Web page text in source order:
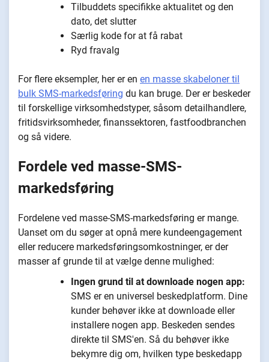
Tilbuddets specifikke aktualitet og den
dato, det slutter
Særlig kode for at få rabat
Ryd fravalg
For flere eksempler, her er en en masse skabeloner til
bulk SMS-markedsføring du kan bruge. Der er beskeder
til forskellige virksomhedstyper, såsom detailhandlere,
fritidsvirksomheder, finanssektoren, fastfoodbranchen
og så videre.
Fordele ved masse-SMS-
markedsføring
Fordelene ved masse-SMS-markedsføring er mange.
Uanset om du søger at opnå mere kundeengagement
eller reducere markedsføringsomkostninger, er der
masser af grunde til at vælge denne mulighed:
Ingen grund til at downloade nogen app:
SMS er en universel beskedplatform. Dine
kunder behøver ikke at downloade eller
installere nogen app. Beskeden sendes
direkte til SMS'en. Så du behøver ikke
bekymre dig om, hvilken type beskedapp